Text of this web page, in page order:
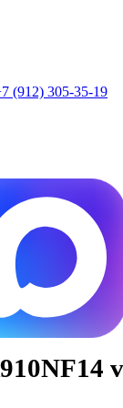
(912) 305-35-19